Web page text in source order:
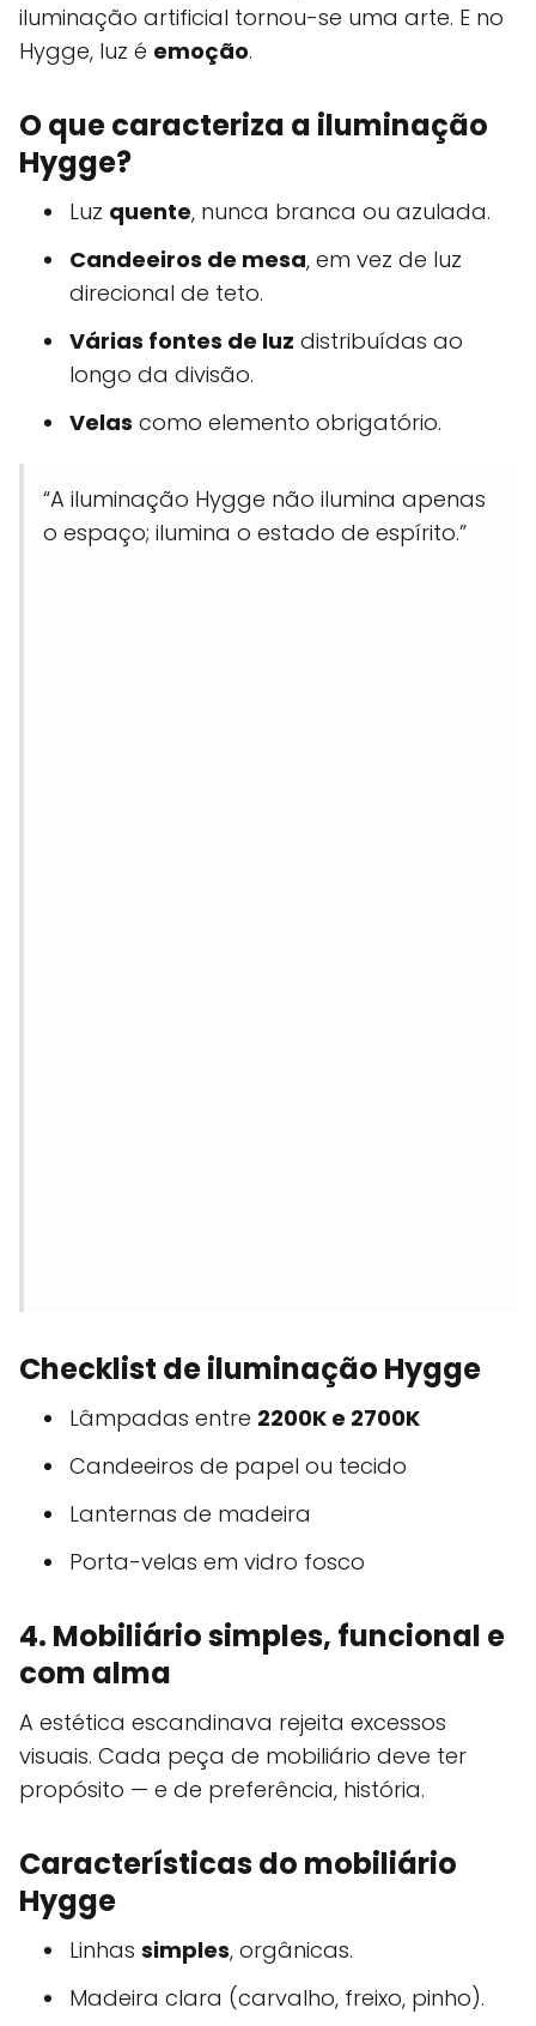
iluminação artificial tornou-se uma arte. E no
Hygge, luz é emoção.
O que caracteriza a iluminação
Hygge?
Luz quente, nunca branca ou azulada.
Candeeiros de mesa, em vez de luz
direcional de teto.
Várias fontes de luz distribuídas ao
longo da divisão.
Velas como elemento obrigatório.
“A iluminação Hygge não ilumina apenas
o espaço; ilumina o estado de espírito.”
Checklist de iluminação Hygge
Lâmpadas entre 2200K e 2700K
Candeeiros de papel ou tecido
Lanternas de madeira
Porta-velas em vidro fosco
4. Mobiliário simples, funcional e
com alma
A estética escandinava rejeita excessos
visuais. Cada peça de mobiliário deve ter
propósito — e de preferência, história.
Características do mobiliário
Hygge
Linhas simples, orgânicas.
Madeira clara (carvalho, freixo, pinho).